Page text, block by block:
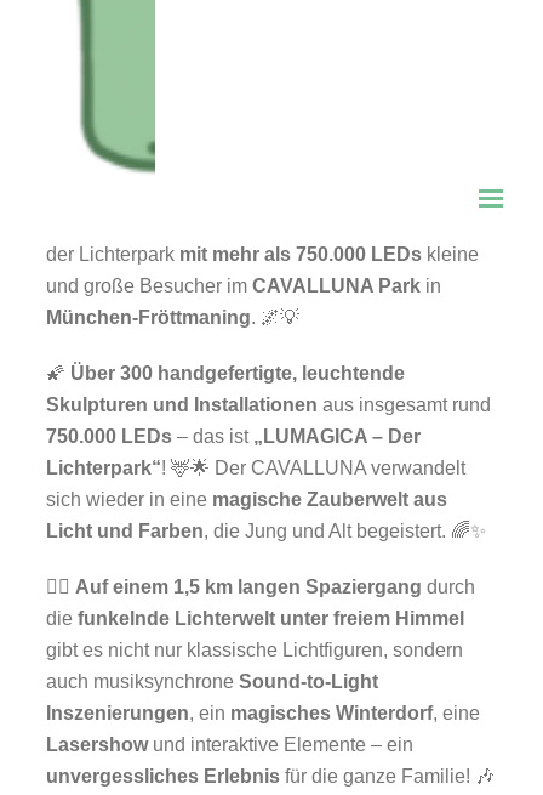
München! ✨
der Lichterpark mit mehr als 750.000 LEDs kleine
und große Besucher im CAVALLUNA Park in
München-Fröttmaning. 🌌💡
🌠 Über 300 handgefertigte, leuchtende
Skulpturen und Installationen aus insgesamt rund
750.000 LEDs – das ist „LUMAGICA – Der
Lichterpark“! 🦌🌟 Der CAVALLUNA verwandelt
sich wieder in eine magische Zauberwelt aus
Licht und Farben, die Jung und Alt begeistert. 🌈✨
🚶‍♂️ Auf einem 1,5 km langen Spaziergang durch
die funkelnde Lichterwelt unter freiem Himmel
gibt es nicht nur klassische Lichtfiguren, sondern
auch musiksynchrone Sound-to-Light
Inszenierungen, ein magisches Winterdorf, eine
Lasershowund interaktive Elemente – ein
unvergessliches Erlebnis für die ganze Familie! 🎶